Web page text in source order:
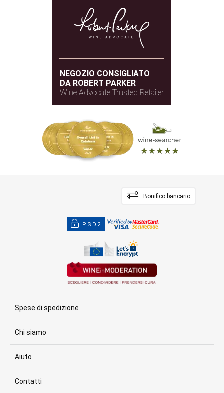
NEGOZIO CONSIGLIATO
DA ROBERT PARKER
Wine Advocate Trusted Retailer
Bonifico bancario
PSD2
Spese di spedizione
Chi siamo
Aiuto
Contatti